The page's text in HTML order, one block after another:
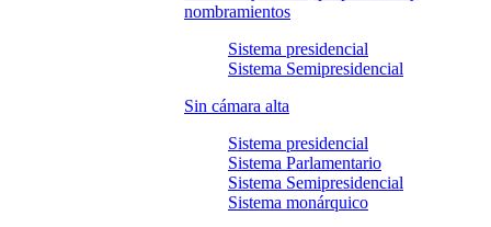
nombramientos
Sistema presidencial
Sistema Semipresidencial
Sin cámara alta
Sistema presidencial
Sistema Parlamentario
Sistema Semipresidencial
Sistema monárquico